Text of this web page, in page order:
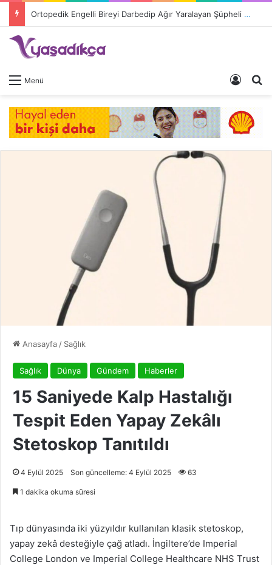
Ortopedik Engelli Bireyi Darbedip Ağır Yaralayan Şüpheli Tutuklandı
Menü Giriş
Anasayfa / Sağlık
Sağlık Dünya Gündem Haberler
15 Saniyede Kalp Hastalığı
Tespit Eden Yapay Zekâlı
Stetoskop Tanıtıldı
4 Eylül 2025 Son güncelleme: 4 Eylül 2025 63
1 dakika okuma süresi
Tıp dünyasında iki yüzyıldır kullanılan klasik stetoskop,
yapay zekâ desteğiyle çağ atladı. İngiltere’de Imperial
College London ve Imperial College Healthcare NHS Trust